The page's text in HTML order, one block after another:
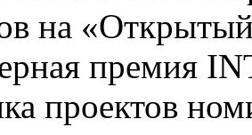
на
премия
проектов